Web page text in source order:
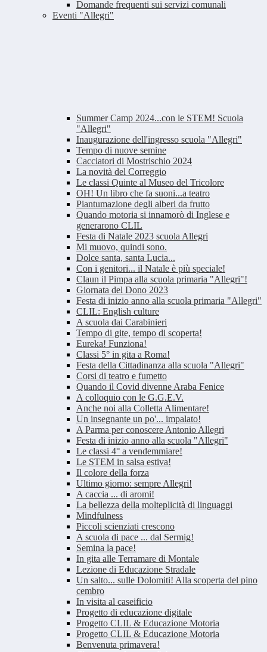
Domande frequenti sui servizi comunali
Eventi "Allegri"
Summer Camp 2024...con le STEM! Scuola
"Allegri"
Inaugurazione dell'ingresso scuola "Allegri"
Tempo di nuove semine
Cacciatori di Mostrischio 2024
La novità del Correggio
Le classi Quinte al Museo del Tricolore
OH! Un libro che fa suoni...a teatro
Piantumazione degli alberi da frutto
Quando motoria si innamorò di Inglese e
generarono CLIL
Festa di Natale 2023 scuola Allegri
Mi muovo, quindi sono.
Dolce santa, santa Lucia...
Con i genitori... il Natale è più speciale!
Claun il Pimpa alla scuola primaria "Allegri"!
Giornata del Dono 2023
Festa di inizio anno alla scuola primaria "Allegri"
CLIL: English culture
A scuola dai Carabinieri
Tempo di gite, tempo di scoperta!
Eureka! Funziona!
Classi 5° in gita a Roma!
Festa della Cittadinanza alla scuola "Allegri"
Corsi di teatro e fumetto
Quando il Covid divenne Araba Fenice
A colloquio con le G.G.E.V.
Anche noi alla Colletta Alimentare!
Un insegnante un po'... impalato!
A Parma per conoscere Antonio Allegri
Festa di inizio anno alla scuola "Allegri"
Le classi 4° a vendemmiare!
Le STEM in salsa estiva!
Il colore della forza
Ultimo giorno: sempre Allegri!
A caccia ... di aromi!
La bellezza della molteplicità di linguaggi
Mindfulness
Piccoli scienziati crescono
A scuola di pace ... dal Sermig!
Semina la pace!
In gita alle Terramare di Montale
Lezione di Educazione Stradale
Un salto... sulle Dolomiti! Alla scoperta del pino
cembro
In visita al caseificio
Progetto di educazione digitale
Progetto CLIL & Educazione Motoria
Progetto CLIL & Educazione Motoria
Benvenuta primavera!